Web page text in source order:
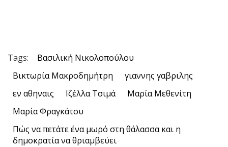
Tags:
Βασιλική Νικολοπούλου
Βικτωρία Μακροδημήτρη
γιαννης γαβριλης
εν αθηναις
Ιζέλλα Τσιμά
Μαρία Μεθενίτη
Μαρία Φραγκάτου
Πώς να πετάτε ένα μωρό στη θάλασσα και η
δημοκρατία να θριαμβεύει